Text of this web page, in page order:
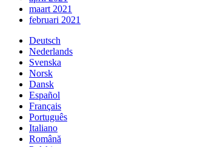
maart 2021
februari 2021
Deutsch
Nederlands
Svenska
Norsk
Dansk
Español
Français
Português
Italiano
Română